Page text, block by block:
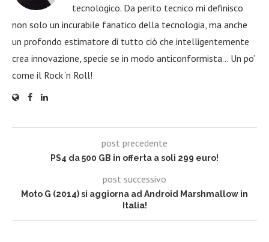
tecnologico. Da perito tecnico mi definisco
non solo un incurabile fanatico della tecnologia, ma anche
un profondo estimatore di tutto ciò che intelligentemente
crea innovazione, specie se in modo anticonformista… Un po’
come il Rock ‘n Roll!
post precedente
PS4 da 500 GB in offerta a soli 299 euro!
post successivo
Moto G (2014) si aggiorna ad Android Marshmallow in
Italia!